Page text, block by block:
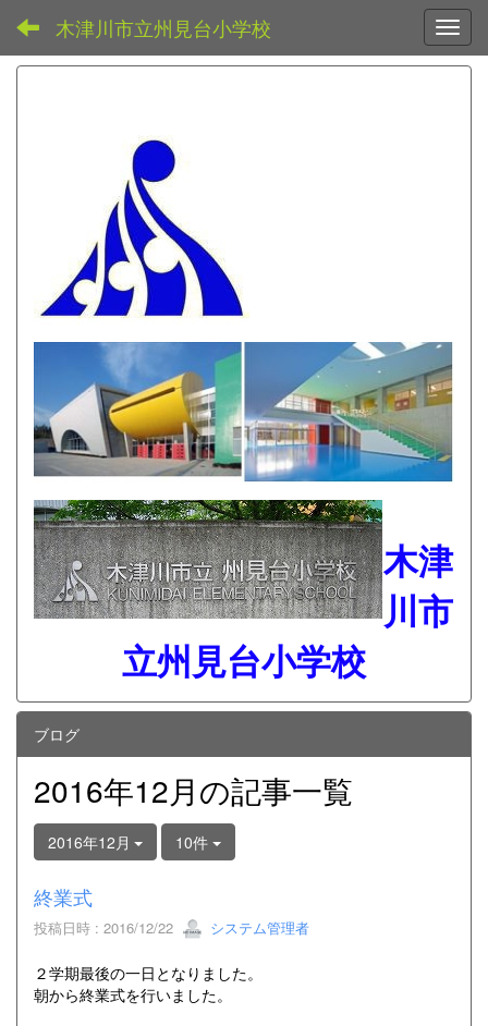
木津川市立州見台小学校
木津
川市
立州見台小学校
ブログ
2016年12月の記事一覧
2016年12月 10件
終業式
投稿日時 : 2016/12/22 システム管理者
２学期最後の一日となりました。
朝から終業式を行いました。